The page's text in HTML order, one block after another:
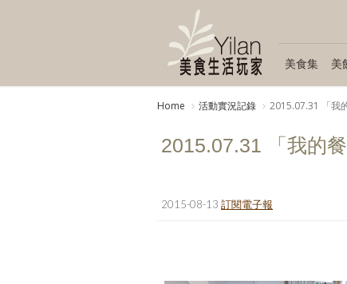
美食集 美
Home 活動實況記錄 2015.07.31 「我
2015.07.31 「我的
2015-08-13 訂閱電子報